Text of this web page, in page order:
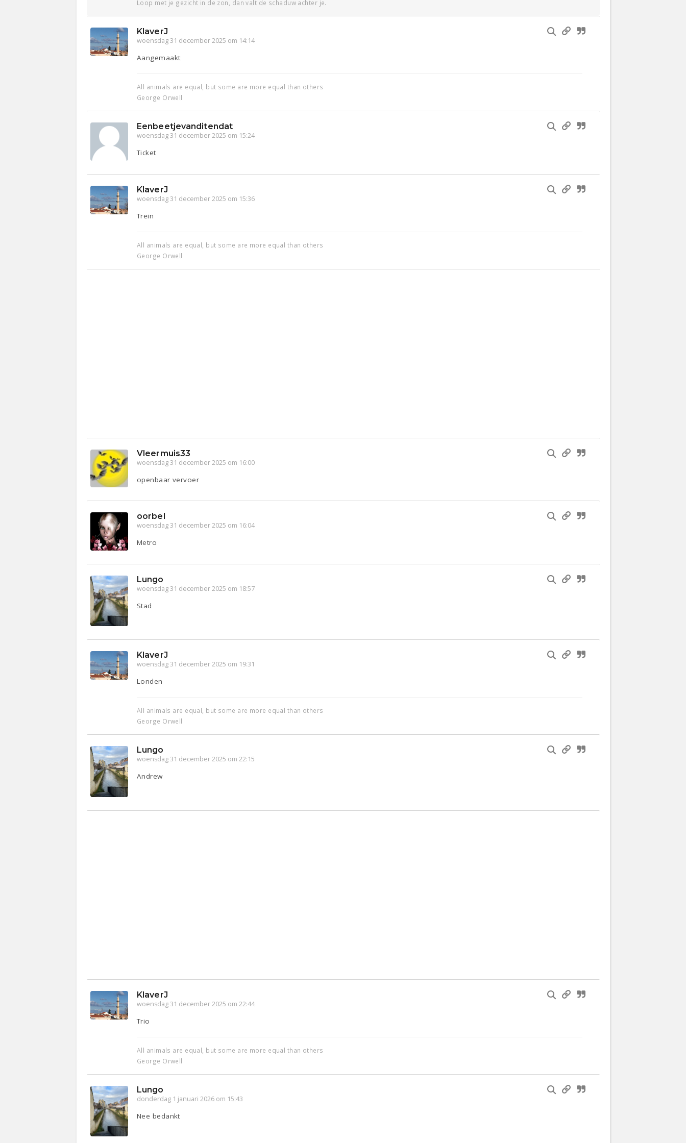
Loop met je gezicht in de zon, dan valt de schaduw achter je.
KlaverJ
woensdag 31 december 2025 om 14:14
Aangemaakt
All animals are equal, but some are more equal than others
George Orwell
Eenbeetjevanditendat
woensdag 31 december 2025 om 15:24
Ticket
KlaverJ
woensdag 31 december 2025 om 15:36
Trein
All animals are equal, but some are more equal than others
George Orwell
Vleermuis33
woensdag 31 december 2025 om 16:00
openbaar vervoer
oorbel
woensdag 31 december 2025 om 16:04
Metro
Lungo
woensdag 31 december 2025 om 18:57
Stad
KlaverJ
woensdag 31 december 2025 om 19:31
Londen
All animals are equal, but some are more equal than others
George Orwell
Lungo
woensdag 31 december 2025 om 22:15
Andrew
KlaverJ
woensdag 31 december 2025 om 22:44
Trio
All animals are equal, but some are more equal than others
George Orwell
Lungo
donderdag 1 januari 2026 om 15:43
Nee bedankt